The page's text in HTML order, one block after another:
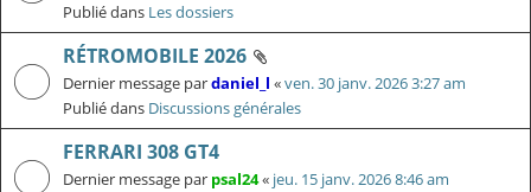
Publié dans Les dossiers
RÉTROMOBILE 2026
Dernier message pardaniel_l «ven. 30 janv. 2026 3:27 am
Publié dans Discussions générales
FERRARI 308 GT4
Dernier message par psal24« jeu. 15 janv. 2026 8:46 am